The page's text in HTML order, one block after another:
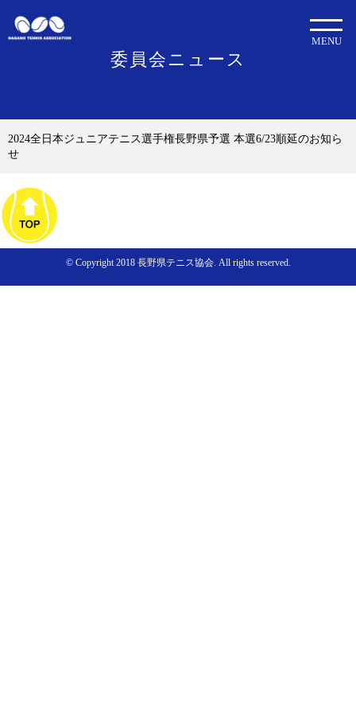
委員会ニュース
MENU
2024全日本ジュニアテニス選手権長野県予選 本選6/23順延のお知ら
せ
© Copyright 2018 長野県テニス協会. All rights reserved.